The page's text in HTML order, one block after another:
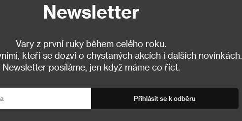
Newsletter
Vary z první ruky během celého roku.
kteří se dozví o chystaných akcích i dalších novinkách.
Newsletter posíláme, jen když máme co říct.
Přihlásit se k odběru